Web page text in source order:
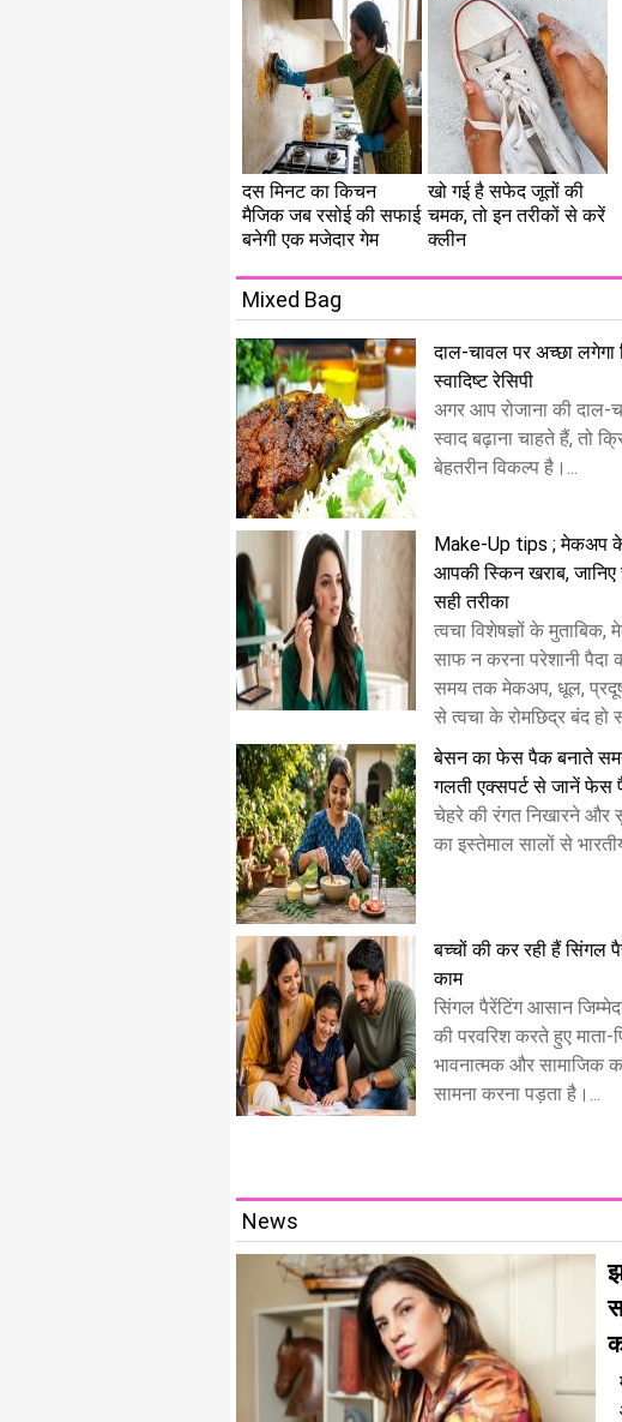
दस मिनट का किचन
मैजिक जब रसोई की सफाई
बनेगी एक मजेदार गेम
खो गई है सफेद जूतों की
चमक, तो इन तरीकों से करें
क्लीन
Mixed Bag
दाल-चावल पर अच्छा लगेगा
स्वादिष्ट रेसिपी
अगर आप रोजाना की दाल-
स्वाद बढ़ाना चाहते हैं, तो
बेहतरीन विकल्प है।...
Make-Up tips ; मेकअप के
आपकी स्किन खराब,
सही तरीका
त्वचा विशेषज्ञों के
साफ न करना परेशानी
समय तक मेकअप, धूल,
से त्वचा के रोमछिद्र बंद
बेसन का फेस पैक बनाते
गलती एक्सपर्ट से जानें फेस
चेहरे की रंगत निखारने और
का इस्तेमाल सालों से
बच्चों की कर रही हैं सिंगल
काम
सिंगल पैरेंटिंग आसान
की परवरिश करते हुए माता-
भावनात्मक और सामाजिक
सामना करना पड़ता है।...
News